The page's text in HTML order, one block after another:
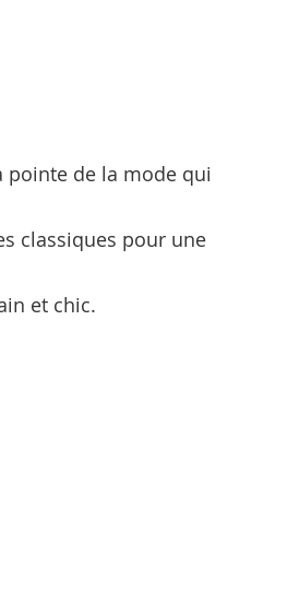
pointe de la mode qui
classiques pour une
et chic.